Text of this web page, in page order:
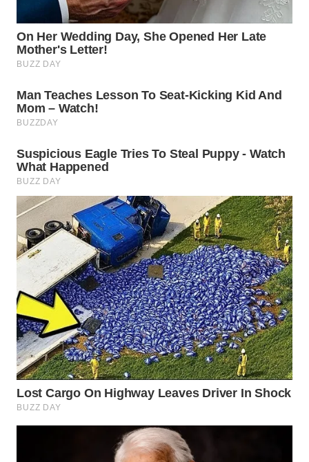
WN
PURWAKARTA
WN
TIMUR
WN
WN
SOLO
WN
BOROBUDUR
WN
MADURA
WN
SURABAYA
NATUNA